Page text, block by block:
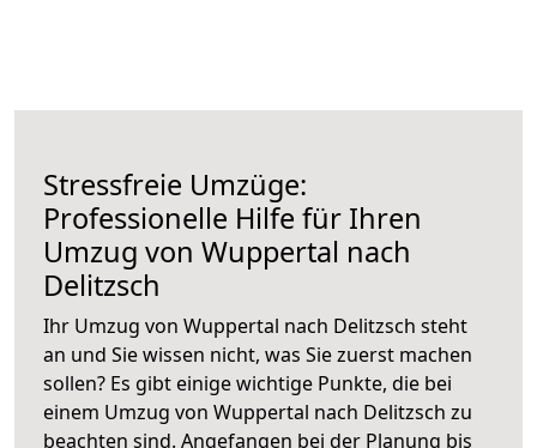
Stressfreie Umzüge:
Professionelle Hilfe für Ihren
Umzug von Wuppertal nach
Delitzsch
Ihr Umzug von Wuppertal nach Delitzsch steht
an und Sie wissen nicht, was Sie zuerst machen
sollen? Es gibt einige wichtige Punkte, die bei
einem Umzug von Wuppertal nach Delitzsch zu
beachten sind. Angefangen bei der Planung bis